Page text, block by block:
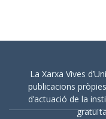
La Xarxa Vives
publicacions
d’actuació de la